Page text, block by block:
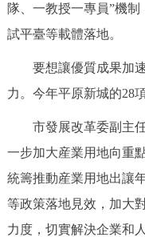
ESPAÑOL
ITALIANO
隊、一教授一專員”機
試平臺等載體落地。
要想讓優質成果加速
力。今年平原新城的28
市發展改革委副主任
一步加大産業用地向重
統籌推動産業用地出讓
等政策落地見效，加大
力度，切實解決企業和